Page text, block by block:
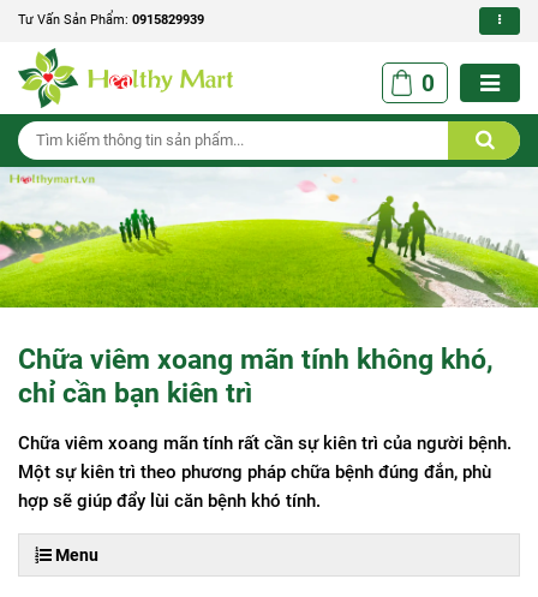
Tư Vấn Sản Phẩm: 0915829939
0
Chữa viêm xoang mãn tính không khó,
chỉ cần bạn kiên trì
Chữa viêm xoang mãn tính rất cần sự kiên trì của người bệnh.
Một sự kiên trì theo phương pháp chữa bệnh đúng đắn, phù
hợp sẽ giúp đẩy lùi căn bệnh khó tính.
Menu